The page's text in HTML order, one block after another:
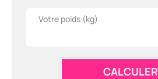
Votre poids (kg)
CALCULER